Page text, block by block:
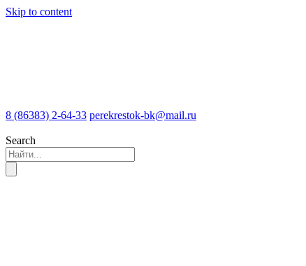
Skip to content
8 (86383) 2-64-33 perekrestok-bk@mail.ru
Search